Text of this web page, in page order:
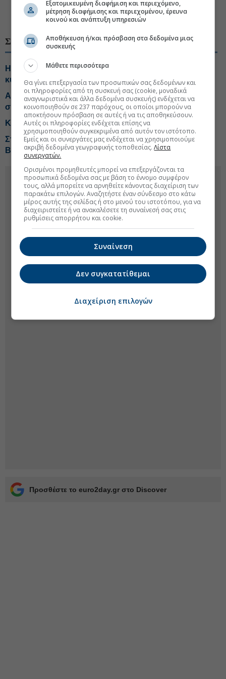
#Τεχνολογικές εταιρείες
ΣΧΕΤΙΚΑ ΘΕΜΑΤΑ
Η Uni Systems εντάσσεται στο στρατηγικό πλαίσιο
κυβερνοασφάλειας του ΝΑΤΟ
ALTUS-LSA: Ανοίγει νέο κεφάλαιο μέσω της
συνεργασίας με τη Shield AI
Καμπάνα $942 εκατ. στη Meta για βλάβη σε ανηλίκους
Στα σκαριά νέο growth fund από την Kos
Biotechnology Partners
Προσθέστε το euro2day.gr στο Discover
Εξατομικευμένη διαφήμιση και περιεχόμενο,
μέτρηση διαφήμισης και περιεχομένου, έρευνα
κοινού και ανάπτυξη υπηρεσιών
Αποθήκευση ή/και πρόσβαση στα δεδομένα μιας
συσκευής
Μάθετε περισσότερα
Θα γίνει επεξεργασία των προσωπικών σας δεδομένων και
οι πληροφορίες από τη συσκευή σας (cookie, μοναδικά
αναγνωριστικά και άλλα δεδομένα συσκευής) ενδέχεται να
κοινοποιηθούν σε 237 παρόχους, οι οποίοι μπορούν να
αποκτήσουν πρόσβαση σε αυτές ή να τις αποθηκεύσουν.
Αυτές οι πληροφορίες ενδέχεται επίσης να
χρησιμοποιηθούν συγκεκριμένα από αυτόν τον ιστότοπο.
Εμείς και οι συνεργάτες μας ενδέχεται να χρησιμοποιούμε
ακριβή δεδομένα γεωγραφικής τοποθεσίας.Λίστα
συνεργατών.
Ορισμένοι προμηθευτές μπορεί να επεξεργάζονται τα
προσωπικά δεδομένα σας με βάση το έννομο συμφέρον
τους, αλλά μπορείτε να αρνηθείτε κάνοντας διαχείριση των
παρακάτω επιλογών. Αναζητήστε έναν σύνδεσμο στο κάτω
μέρος αυτής της σελίδας ή στο μενού του ιστοτόπου, για να
διαχειριστείτε ή να ανακαλέσετε τη συναίνεσή σας στις
ρυθμίσεις απορρήτου και cookie.
Συναίνεση
Δεν συγκατατίθεμαι
Διαχείριση επιλογών